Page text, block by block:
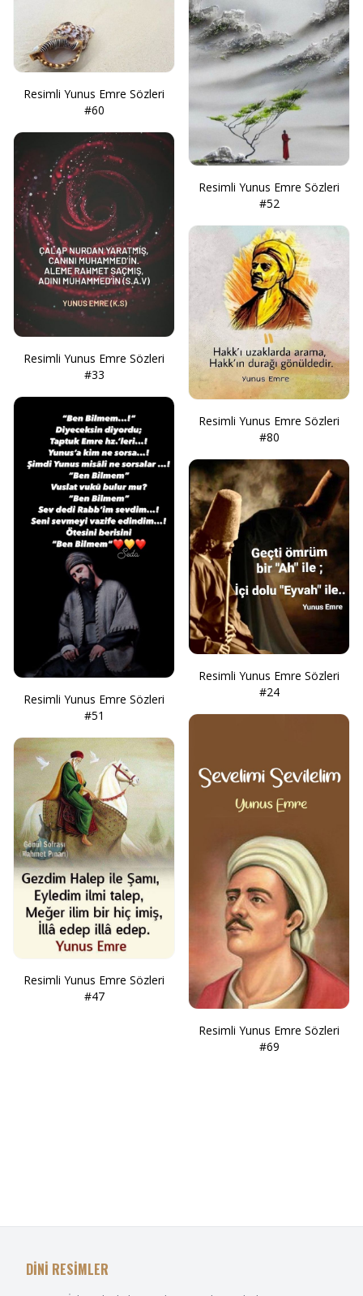
Resimli Yunus Emre Sözleri
#60
Resimli Yunus Emre Sözleri
#33
Resimli Yunus Emre Sözleri
#51
Resimli Yunus Emre Sözleri
#47
Resimli Yunus Emre Sözleri
#52
Resimli Yunus Emre Sözleri
#80
Resimli Yunus Emre Sözleri
#24
Resimli Yunus Emre Sözleri
#69
DİNİ RESİMLER